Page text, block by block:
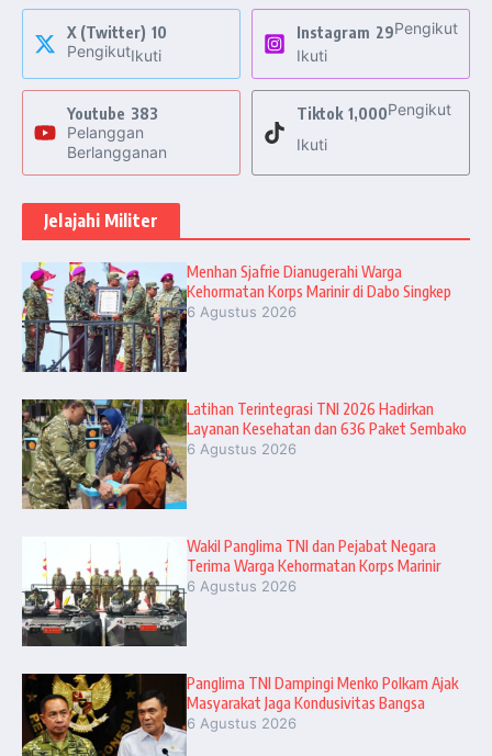
X (Twitter) 10
PengikutIkuti
Instagram 29Pengikut
Ikuti
Youtube 383
Pelanggan
Berlangganan
Tiktok 1,000Pengikut
Ikuti
Jelajahi Militer
Menhan Sjafrie Dianugerahi Warga
Kehormatan Korps Marinir di Dabo Singkep
6 Agustus 2026
Latihan Terintegrasi TNI 2026 Hadirkan
Layanan Kesehatan dan 636 Paket Sembako
6 Agustus 2026
Wakil Panglima TNI dan Pejabat Negara
Terima Warga Kehormatan Korps Marinir
6 Agustus 2026
Panglima TNI Dampingi Menko Polkam Ajak
Masyarakat Jaga Kondusivitas Bangsa
6 Agustus 2026